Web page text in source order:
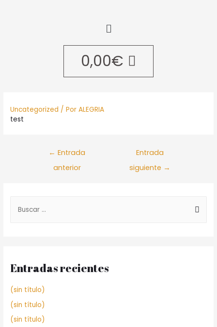
0,00€
Uncategorized / PorALEGRIA
test
← Entrada
anterior
Entrada
siguiente →
Entradas recientes
(sin título)
(sin título)
(sin título)